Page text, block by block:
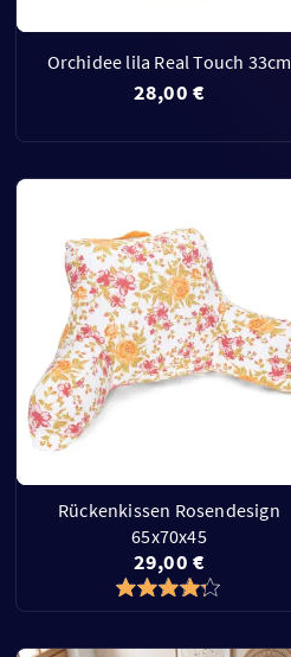
Orchidee lila Real Touch 33cm
28,00 €
Rückenkissen Rosendesign
65x70x45
29,00 €